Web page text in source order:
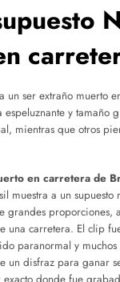
un ser extraño muerto
y tamaño
mientras que otros
en carretera de
muestra a un supuesto
grandes proporciones,
una carretera. El clip
paranormal y muchos
un disfraz para ganar